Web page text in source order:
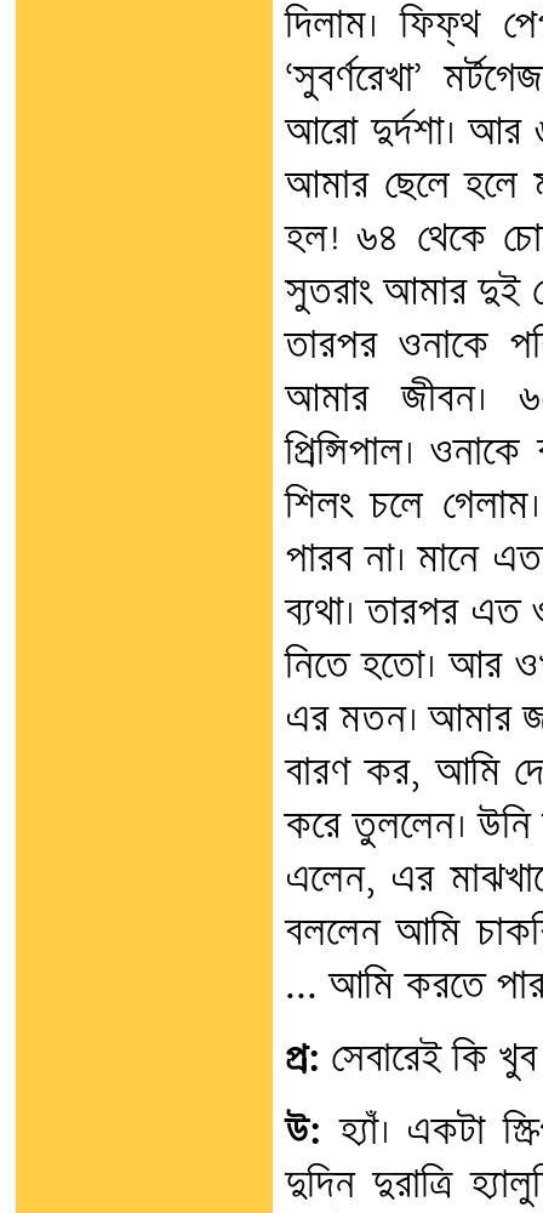
দিলাম। ফিফ্‌থ
‘সুবর্ণরেখা’
আরো দুর্দশা। আর
আমার ছেলে হলে
হল! ৬৪ থেকে
সুতরাং আমার দুই
তারপর ওনাকে
আমার জীবন।
প্রিন্সিপাল।
শিলং চলে
পারব না। মানে
ব্যথা। তারপর
নিতে হতো। আর
এর মতন। আমার
বারণ কর, আমি
করে তুললেন। উনি
এলেন, এর
বললেন আমি
... আমি করতে
প্র: সেবারেই কি
উ: হ্যাঁ। একটা
দুদিন দুরাত্রি